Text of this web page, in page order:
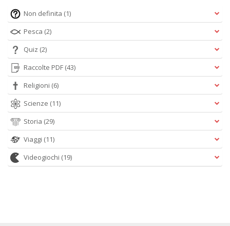
Non definita (1)
Pesca (2)
Quiz (2)
Raccolte PDF (43)
Religioni (6)
Scienze (11)
Storia (29)
Viaggi (11)
Videogiochi (19)